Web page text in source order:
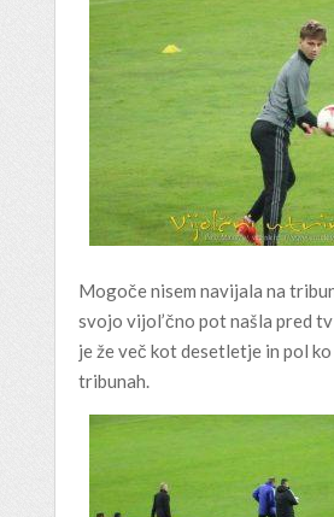
Mogoče nisem navijala na
svojo vijol’čno pot našla pred
je že več kot desetletje in pol
tribunah.